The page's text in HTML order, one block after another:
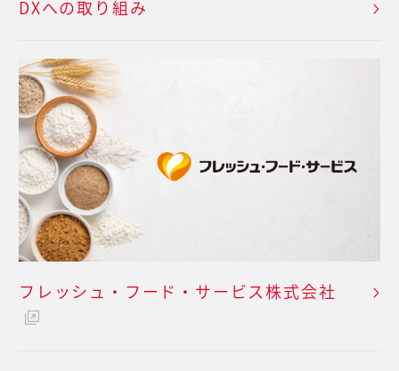
DXへの取り組み
フレッシュ・フード・ サービス株式会社